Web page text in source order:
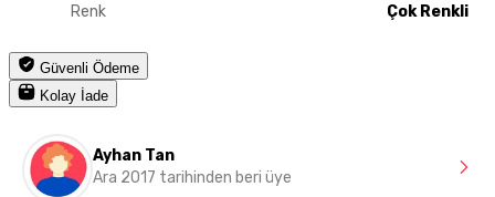
Renk Çok Renkli
Güvenli Ödeme
Kolay İade
Ayhan Tan
Ara 2017 tarihinden beri üye